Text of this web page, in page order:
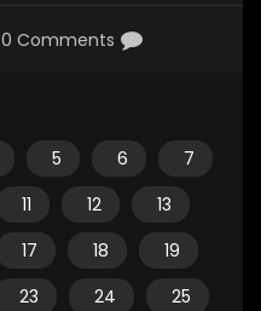
0 Comments
5 6
7
11 12
13
17 18
19
23 24
25